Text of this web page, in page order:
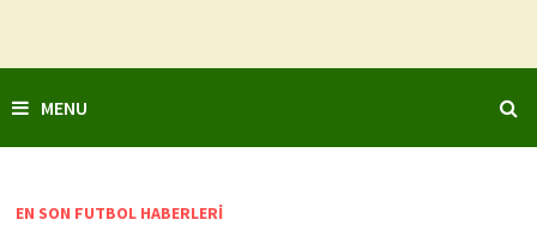
MENU
EN SON FUTBOL HABERLERI